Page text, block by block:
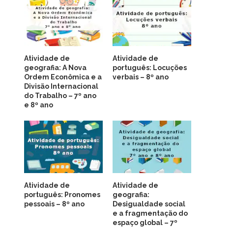
Atividade de
geografia: A Nova
Ordem Econômica e a
Divisão Internacional
do Trabalho – 7º ano
e 8º ano
Atividade de
português: Locuções
verbais – 8º ano
Atividade de
português: Pronomes
pessoais – 8º ano
Atividade de
geografia:
Desigualdade social
e a fragmentação do
espaço global – 7º